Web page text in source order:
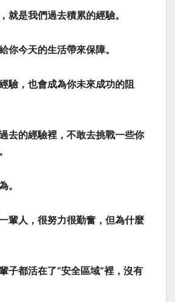
就是我們過去積累的經驗。
你今天的生活帶來保障。
驗，也會成為你未來成功的阻
去的經驗裡，不敢去挑戰一些你
。
輩人，很努力很勤奮，但為什麼
子都活在了“安全區域”裡，沒有